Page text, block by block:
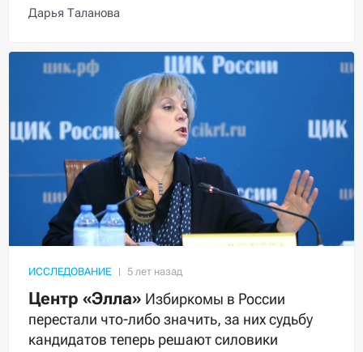
Дарья Таланова
ИССЛЕДОВАНИЕ
Центр «Элла» Избиркомы в России
перестали что-либо значить, за них судьбу
кандидатов теперь решают силовики